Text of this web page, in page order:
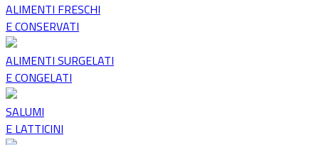
ALIMENTI FRESCHI
E CONSERVATI
ALIMENTI SURGELATI
E CONGELATI
SALUMI
E LATTICINI